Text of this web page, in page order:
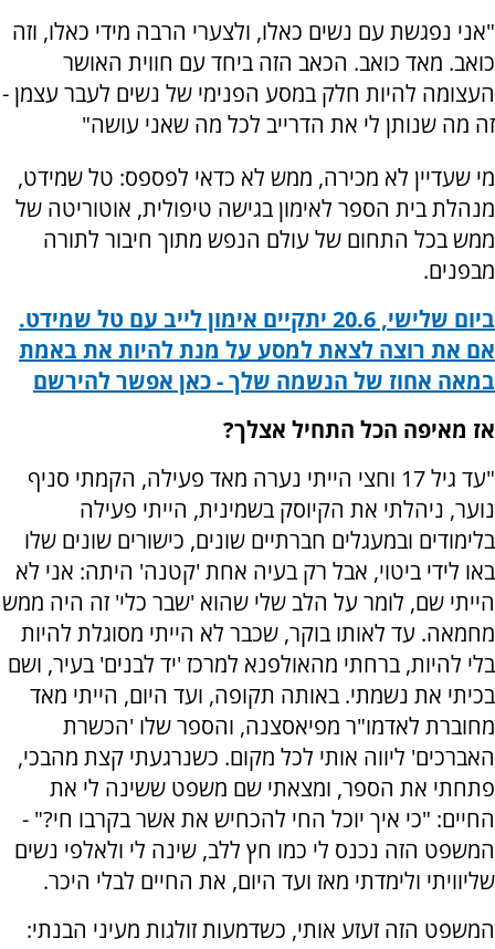
"אני נפגשת עם נשים כאלו, ולצערי הרבה מידי כאלו, וזה
כואב. מאד כואב. הכאב הזה ביחד עם חווית האושר
העצומה להיות חלק במסע הפנימי של נשים לעבר עצמן -
זה מה שנותן לי את הדרייב לכל מה שאני עושה"
מי שעדיין לא מכירה, ממש לא כדאי לפספס: טל שמידט,
מנהלת בית הספר לאימון בגישה טיפולית, אוטוריטה של
ממש בכל התחום של עולם הנפש מתוך חיבור לתורה
מבפנים.
ביום שלישי, 20.6 יתקיים אימון לייב עם טל שמידט.
אם את רוצה לצאת למסע על מנת להיות את באמת
במאה אחוז של הנשמה שלך - כאן אפשר להירשם
אז מאיפה הכל התחיל אצלך?
"עד גיל 17 וחצי הייתי נערה מאד פעילה, הקמתי סניף
נוער, ניהלתי את הקיוסק בשמינית, הייתי פעילה
בלימודים ובמעגלים חברתיים שונים, כישורים שונים שלו
באו לידי ביטוי, אבל רק בעיה אחת 'קטנה' היתה: אני לא
הייתי שם, לומר על הלב שלי שהוא 'שבר כלי' זה היה ממש
מחמאה. עד לאותו בוקר, שכבר לא הייתי מסוגלת להיות
בלי להיות, ברחתי מהאולפנא למרכז 'יד לבנים' בעיר, ושם
בכיתי את נשמתי. באותה תקופה, ועד היום, הייתי מאד
מחוברת לאדמו"ר מפיאסצנה, והספר שלו 'הכשרת
האברכים' ליווה אותי לכל מקום. כשנרגעתי קצת מהבכי,
פתחתי את הספר, ומצאתי שם משפט ששינה לי את
החיים: "כי איך יוכל החי להכחיש את אשר בקרבו חי?" -
המשפט הזה נכנס לי כמו חץ ללב, שינה לי ולאלפי נשים
שליוויתי ולימדתי מאז ועד היום, את החיים לבלי היכר.
המשפט הזה זעזע אותי, כשדמעות זולגות מעיני הבנתי: